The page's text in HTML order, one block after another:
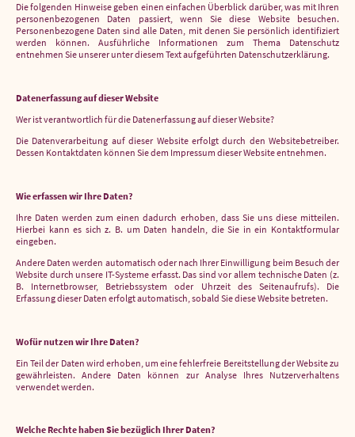
Die folgenden Hinweise geben einen einfachen Überblick darüber, was mit Ihren
personenbezogenen Daten passiert, wenn Sie diese Website besuchen.
Personenbezogene Daten sind alle Daten, mit denen Sie persönlich identifiziert
werden können. Ausführliche Informationen zum Thema Datenschutz
entnehmen Sie unserer unter diesem Text aufgeführten Datenschutzerklärung.
Datenerfassung auf dieser Website
Wer ist verantwortlich für die Datenerfassung auf dieser Website?
Die Datenverarbeitung auf dieser Website erfolgt durch den Websitebetreiber.
Dessen Kontaktdaten können Sie dem Impressum dieser Website entnehmen.
Wie erfassen wir Ihre Daten?
Ihre Daten werden zum einen dadurch erhoben, dass Sie uns diese mitteilen.
Hierbei kann es sich z. B. um Daten handeln, die Sie in ein Kontaktformular
eingeben.
Andere Daten werden automatisch oder nach Ihrer Einwilligung beim Besuch der
Website durch unsere IT-Systeme erfasst. Das sind vor allem technische Daten (z.
B. Internetbrowser, Betriebssystem oder Uhrzeit des Seitenaufrufs). Die
Erfassung dieser Daten erfolgt automatisch, sobald Sie diese Website betreten.
Wofür nutzen wir Ihre Daten?
Ein Teil der Daten wird erhoben, um eine fehlerfreie Bereitstellung der Website zu
gewährleisten. Andere Daten können zur Analyse Ihres Nutzerverhaltens
verwendet werden.
Welche Rechte haben Sie bezüglich Ihrer Daten?